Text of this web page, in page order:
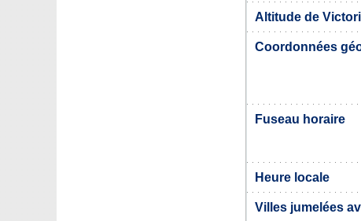
Altitude de
Coordonnées
Fuseau horaire
Heure locale
Villes jumelées